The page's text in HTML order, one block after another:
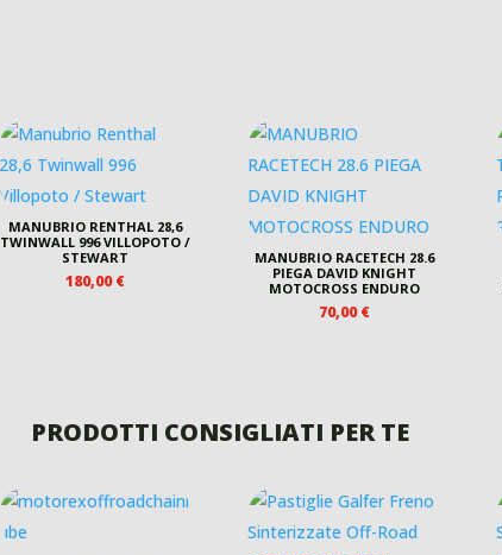
MANUBRIO RENTHAL 28,6
TWINWALL 996 VILLOPOTO /
STEWART
180,00€
MANUBRIO RACETECH 28.6
PIEGA DAVID KNIGHT
MOTOCROSS ENDURO
70,00€
PRODOTTI CONSIGLIATI PER TE